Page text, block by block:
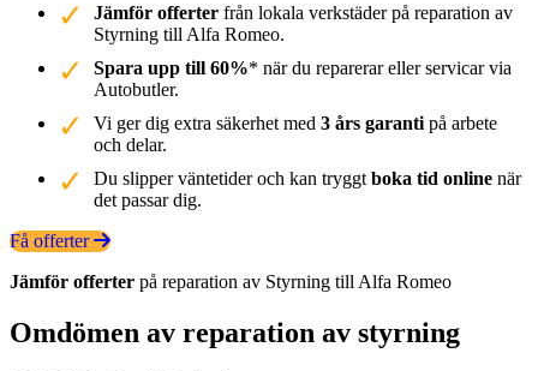
Jämför offerter från lokala verkstäder på reparation av
Styrning till Alfa Romeo.
Spara upp till 60%* när du reparerar eller servicar via
Autobutler.
Vi ger dig extra säkerhet med 3 års garanti på arbete
och delar.
Du slipper väntetider och kan tryggt boka tid online när
det passar dig.
Få offerter
Jämför offerter på reparation av Styrning till Alfa Romeo
Omdömen av reparation av styrning